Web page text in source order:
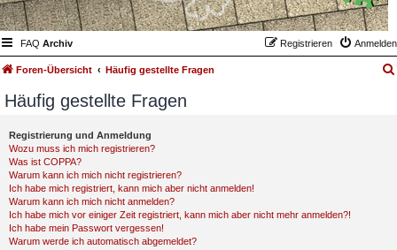
FAQ Archiv Anmelden
Registrieren
Foren-Übersicht Häufig gestellte Fragen
Häufig gestellte Fragen
Registrierung und Anmeldung
Wozu muss ich mich registrieren?
Was ist COPPA?
Warum kann ich mich nicht registrieren?
Ich habe mich registriert, kann mich aber nicht anmelden!
Warum kann ich mich nicht anmelden?
Ich habe mich vor einiger Zeit registriert, kann mich aber nicht mehr anmelden?!
Ich habe mein Passwort vergessen!
Warum werde ich automatisch abgemeldet?